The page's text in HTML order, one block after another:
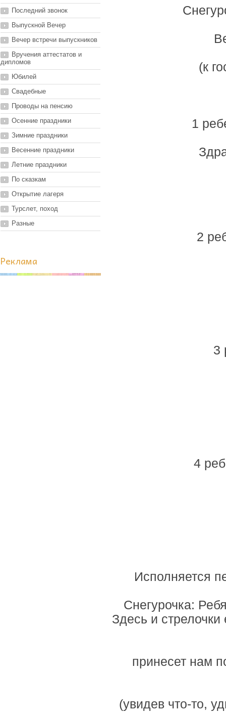
Последний звонок
Выпускной Вечер
Вечер встречи выпускников
Вручения аттестатов и
дипломов
Юбилей
Свадебные
Проводы на пенсию
Осенние праздники
Зимние праздники
Весенние праздники
Летние праздники
По сказкам
Открытие лагеря
Турслет, поход
Разные
Реклама
(к
1
2
3
4
Исполняется
Снегурочка:
Здесь и стрелочки
принесет нам
(увидев что-то,